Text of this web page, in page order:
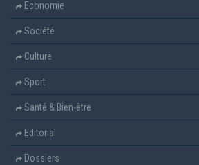
Economie
Société
Culture
Sport
Santé & Bien-être
Editorial
Dossiers